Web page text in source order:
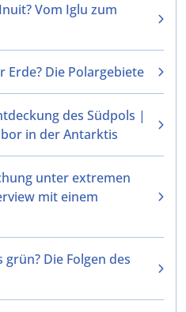
Vom Iglu zum
Erde? Die Polargebiete
des Südpols |
in der Antarktis
unter extremen
mit einem
Die Folgen des